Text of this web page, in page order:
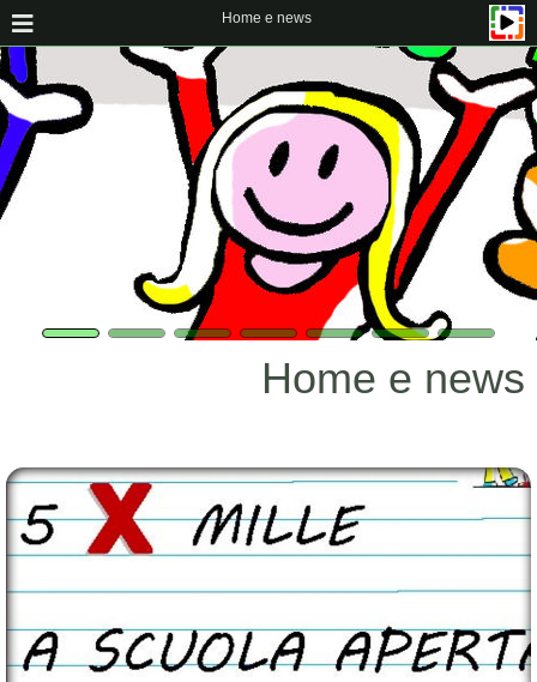
Home e news
Home e news